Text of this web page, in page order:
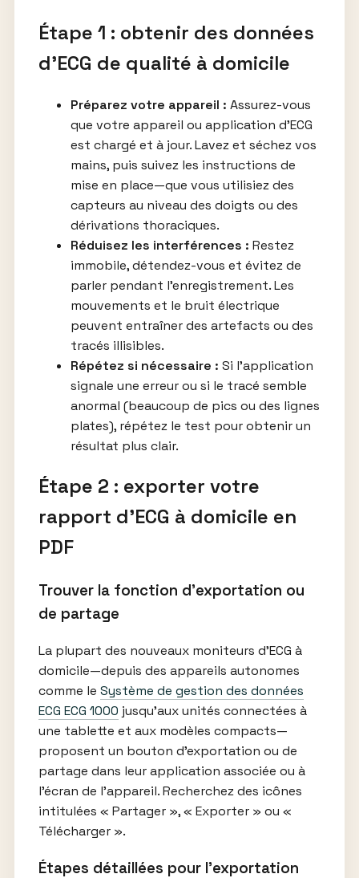
Étape 1 : obtenir des données
d’ECG de qualité à domicile
Préparez votre appareil : Assurez-vous
que votre appareil ou application d’ECG
est chargé et à jour. Lavez et séchez vos
mains, puis suivez les instructions de
mise en place—que vous utilisiez des
capteurs au niveau des doigts ou des
dérivations thoraciques.
Réduisez les interférences : Restez
immobile, détendez-vous et évitez de
parler pendant l’enregistrement. Les
mouvements et le bruit électrique
peuvent entraîner des artefacts ou des
tracés illisibles.
Répétez si nécessaire : Si l’application
signale une erreur ou si le tracé semble
anormal (beaucoup de pics ou des lignes
plates), répétez le test pour obtenir un
résultat plus clair.
Étape 2 : exporter votre
rapport d’ECG à domicile en
PDF
Trouver la fonction d’exportation ou
de partage
La plupart des nouveaux moniteurs d’ECG à
domicile—depuis des appareils autonomes
comme le Système de gestion des données
ECG ECG 1000 jusqu’aux unités connectées à
une tablette et aux modèles compacts—
proposent un bouton d’exportation ou de
partage dans leur application associée ou à
l’écran de l’appareil. Recherchez des icônes
intitulées « Partager », « Exporter » ou «
Télécharger ».
Étapes détaillées pour l’exportation